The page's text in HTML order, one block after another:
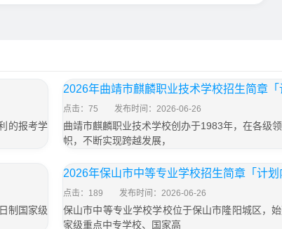
的报考学
2026年曲靖市麒麟职业技术学校招生简章「
点击：75 发布时间：2026-06-26
曲靖市麒麟职业技术学校创办于1983年，在各级
帜，不断实现跨越发展，
制国家级
2026年保山市中等专业学校招生简章「计划
点击：189 发布时间：2026-06-26
保山市中等专业学校学校位于保山市隆阳城区，
家级重点中专学校、国家高